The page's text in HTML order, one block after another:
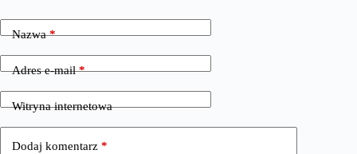
Nazwa*
Adres e-mail*
Witryna internetowa
Dodaj komentarz *